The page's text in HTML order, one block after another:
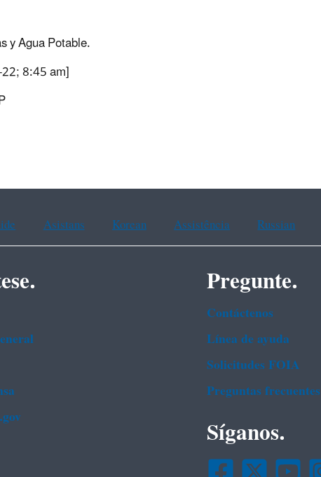
y Agua Potable.
8:45 am]
Asistans Korean Assistência Russian
Pregunte.
Contáctenos
Línea de ayuda
Solicitudes FOIA
Preguntas frecuentes
Síganos.